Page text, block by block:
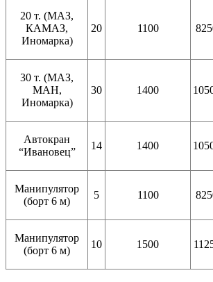
20 т. (МАЗ,
КАМАЗ,
Иномарка)
20 1100
30 т. (МАЗ,
МАН,
Иномарка)
30 1400
Автокран
“Ивановец”
14 1400
Манипулятор
(борт 6 м)
5 1100
Манипулятор
(борт 6 м)
10 1500